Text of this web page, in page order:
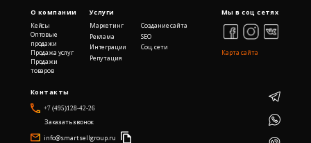
О компании
Кейсы
Оптовые
продажи
Продажа услуг
Продажи
товаров
Услуги
Маркетинг
Создание сайта
Реклама
SEO
Интеграции
Cоц. сети
Репутация
Мы в соц сетях
Карта сайта
Контакты
+7 (495)128-42-26
Заказать звонок
info@smartsellgroup.ru